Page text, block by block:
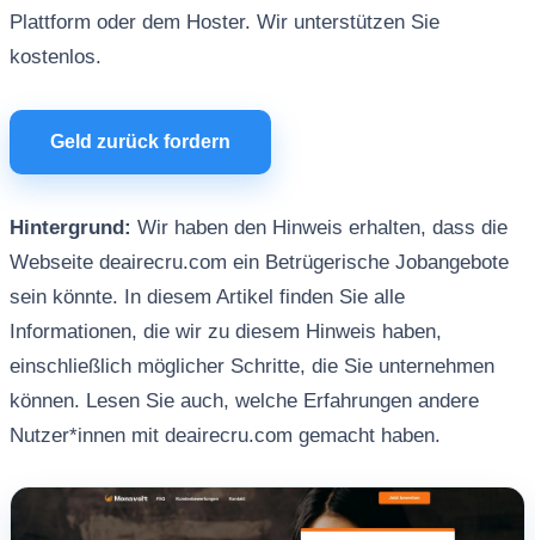
Plattform oder dem Hoster. Wir unterstützen Sie
kostenlos.
Geld zurück fordern
Hintergrund: Wir haben den Hinweis erhalten, dass die
Webseite deairecru.com ein Betrügerische Jobangebote
sein könnte. In diesem Artikel finden Sie alle
Informationen, die wir zu diesem Hinweis haben,
einschließlich möglicher Schritte, die Sie unternehmen
können. Lesen Sie auch, welche Erfahrungen andere
Nutzer*innen mit deairecru.com gemacht haben.